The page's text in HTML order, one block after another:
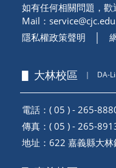
如有任何相關問題，
Mail：
隱私權政策聲明
▋ 大林校區 ｜ DA-
電話：( 05 ) - 265-
傳真：( 05 ) - 265-
地址： 622 嘉義縣大